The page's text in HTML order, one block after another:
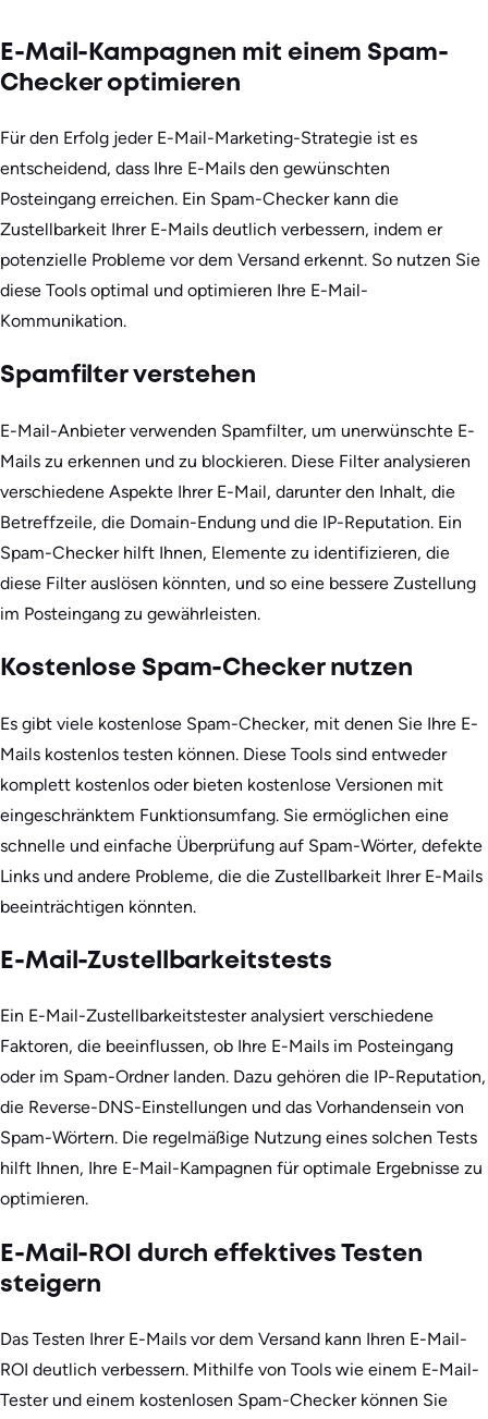
E-Mail-Kampagnen mit einem Spam-
Checker optimieren
Für den Erfolg jeder E-Mail-Marketing-Strategie ist es
entscheidend, dass Ihre E-Mails den gewünschten
Posteingang erreichen. Ein Spam-Checker kann die
Zustellbarkeit Ihrer E-Mails deutlich verbessern, indem er
potenzielle Probleme vor dem Versand erkennt. So nutzen Sie
diese Tools optimal und optimieren Ihre E-Mail-
Kommunikation.
Spamfilter verstehen
E-Mail-Anbieter verwenden Spamfilter, um unerwünschte E-
Mails zu erkennen und zu blockieren. Diese Filter analysieren
verschiedene Aspekte Ihrer E-Mail, darunter den Inhalt, die
Betreffzeile, die Domain-Endung und die IP-Reputation. Ein
Spam-Checker hilft Ihnen, Elemente zu identifizieren, die
diese Filter auslösen könnten, und so eine bessere Zustellung
im Posteingang zu gewährleisten.
Kostenlose Spam-Checker nutzen
Es gibt viele kostenlose Spam-Checker, mit denen Sie Ihre E-
Mails kostenlos testen können. Diese Tools sind entweder
komplett kostenlos oder bieten kostenlose Versionen mit
eingeschränktem Funktionsumfang. Sie ermöglichen eine
schnelle und einfache Überprüfung auf Spam-Wörter, defekte
Links und andere Probleme, die die Zustellbarkeit Ihrer E-Mails
beeinträchtigen könnten.
E-Mail-Zustellbarkeitstests
Ein E-Mail-Zustellbarkeitstester analysiert verschiedene
Faktoren, die beeinflussen, ob Ihre E-Mails im Posteingang
oder im Spam-Ordner landen. Dazu gehören die IP-Reputation,
die Reverse-DNS-Einstellungen und das Vorhandensein von
Spam-Wörtern. Die regelmäßige Nutzung eines solchen Tests
hilft Ihnen, Ihre E-Mail-Kampagnen für optimale Ergebnisse zu
optimieren.
E-Mail-ROI durch effektives Testen
steigern
Das Testen Ihrer E-Mails vor dem Versand kann Ihren E-Mail-
ROI deutlich verbessern. Mithilfe von Tools wie einem E-Mail-
Tester und einem kostenlosen Spam-Checker können Sie